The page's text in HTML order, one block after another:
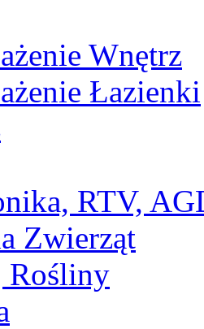
Wnętrz
Łazienki
RTV,
Zwierząt
Rośliny